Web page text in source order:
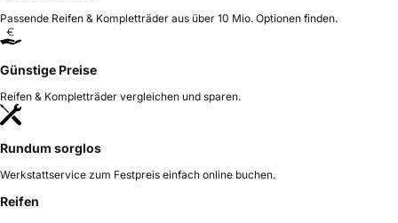
Passende Reifen & Kompletträder aus über 10 Mio. Optionen finden.
Günstige Preise
Reifen & Kompletträder vergleichen und sparen.
Rundum sorglos
Werkstattservice zum Festpreis einfach online buchen.
Reifen